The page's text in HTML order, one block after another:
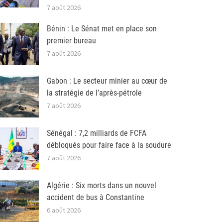
7 août 2026
Bénin : Le Sénat met en place son
premier bureau
7 août 2026
Gabon : Le secteur minier au cœur de
la stratégie de l’après-pétrole
7 août 2026
Sénégal : 7,2 milliards de FCFA
débloqués pour faire face à la soudure
7 août 2026
Algérie : Six morts dans un nouvel
accident de bus à Constantine
6 août 2026